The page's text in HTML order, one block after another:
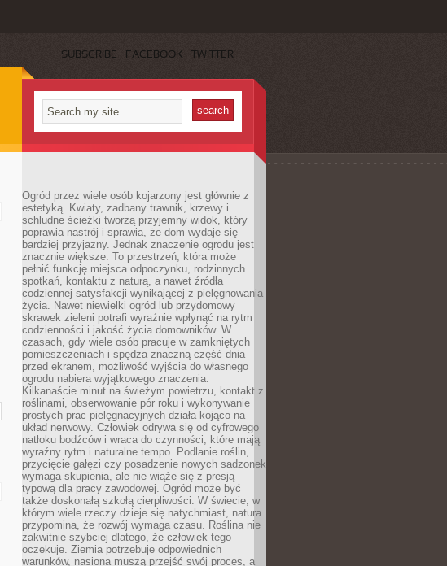
SUBSCRIBE FACEBOOK TWITTER
Ogród przez wiele osób kojarzony jest głównie z
estetyką. Kwiaty, zadbany trawnik, krzewy i
schludne ścieżki tworzą przyjemny widok, który
poprawia nastrój i sprawia, że dom wydaje się
bardziej przyjazny. Jednak znaczenie ogrodu jest
znacznie większe. To przestrzeń, która może
pełnić funkcję miejsca odpoczynku, rodzinnych
spotkań, kontaktu z naturą, a nawet źródła
codziennej satysfakcji wynikającej z pielęgnowania
życia. Nawet niewielki ogród lub przydomowy
skrawek zieleni potrafi wyraźnie wpłynąć na rytm
codzienności i jakość życia domowników. W
czasach, gdy wiele osób pracuje w zamkniętych
pomieszczeniach i spędza znaczną część dnia
przed ekranem, możliwość wyjścia do własnego
ogrodu nabiera wyjątkowego znaczenia.
Kilkanaście minut na świeżym powietrzu, kontakt z
roślinami, obserwowanie pór roku i wykonywanie
prostych prac pielęgnacyjnych działa kojąco na
układ nerwowy. Człowiek odrywa się od cyfrowego
natłoku bodźców i wraca do czynności, które mają
wyraźny rytm i naturalne tempo. Podlanie roślin,
przycięcie gałęzi czy posadzenie nowych sadzonek
wymaga skupienia, ale nie wiąże się z presją
typową dla pracy zawodowej. Ogród może być
także doskonałą szkołą cierpliwości. W świecie, w
którym wiele rzeczy dzieje się natychmiast, natura
przypomina, że rozwój wymaga czasu. Roślina nie
zakwitnie szybciej dlatego, że człowiek tego
oczekuje. Ziemia potrzebuje odpowiednich
warunków, nasiona muszą przejść swój proces, a